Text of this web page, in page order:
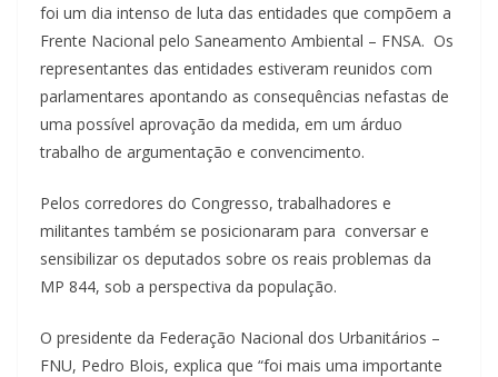
foi um dia intenso de luta das entidades que compõem a
Frente Nacional pelo Saneamento Ambiental – FNSA. Os
representantes das entidades estiveram reunidos com
parlamentares apontando as consequências nefastas de
uma possível aprovação da medida, em um árduo
trabalho de argumentação e convencimento.
Pelos corredores do Congresso, trabalhadores e
militantes também se posicionaram para conversar e
sensibilizar os deputados sobre os reais problemas da
MP 844, sob a perspectiva da população.
O presidente da Federação Nacional dos Urbanitários –
FNU, Pedro Blois, explica que “foi mais uma importante